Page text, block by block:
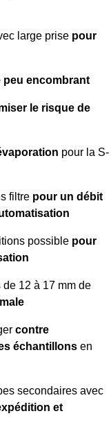
large prise pour
encombrant
le risque de
pour la S-
filtre pour un débit
possible pour
de 12 à 17 mm de
contre
échantillons en
secondaires avec
et